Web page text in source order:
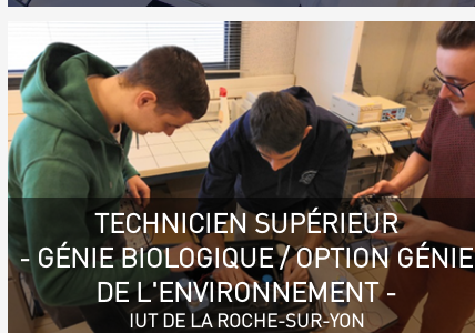
TECHNICIEN SUPÉRIEUR
- GÉNIE BIOLOGIQUE / OPTION GÉNIE
DE L'ENVIRONNEMENT -
IUT DE LA ROCHE-SUR-YON